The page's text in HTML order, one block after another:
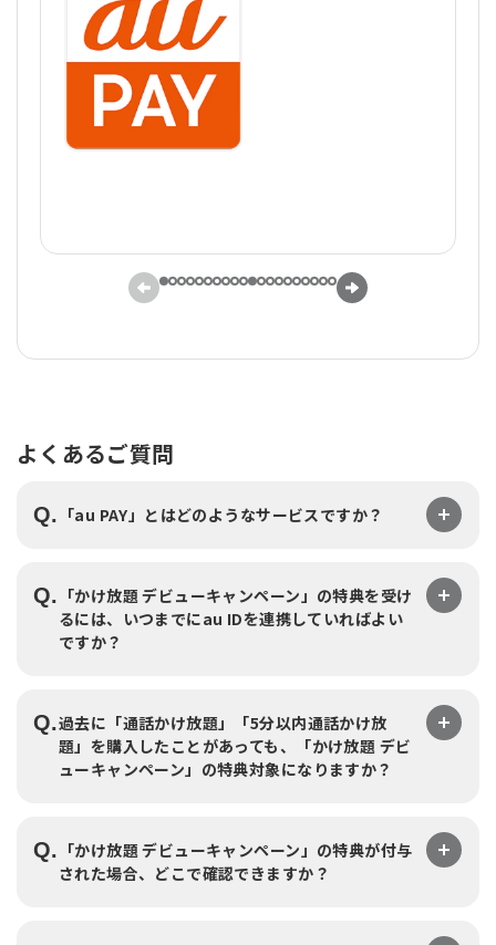
よくあるご質問
Q. 「au PAY」とはどのようなサービスですか？
Q. 「かけ放題 デビューキャンペーン」の特典を受け
るには、いつまでにau IDを連携していればよい
ですか？
Q.過去に「通話かけ放題」「5分以内通話かけ放
題」を購入したことがあっても、「かけ放題 デビ
ューキャンペーン」の特典対象になりますか？
Q. 「かけ放題 デビューキャンペーン」の特典が付与
された場合、どこで確認できますか？